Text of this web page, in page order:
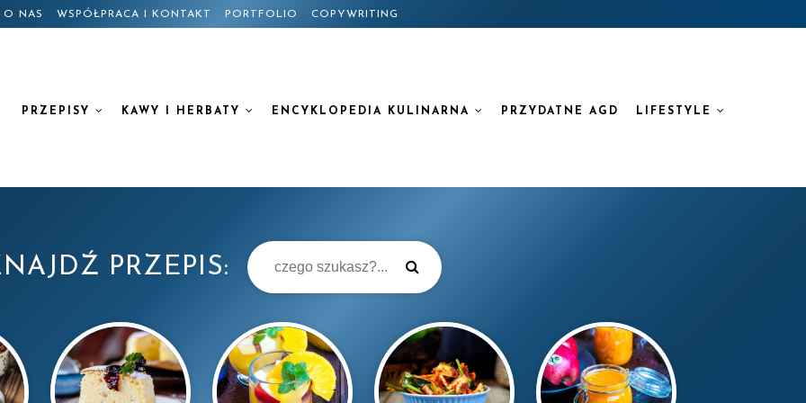
O NAS WSPÓŁPRACA I KONTAKT PORTFOLIO COPYWRITING
PRZEPISY KAWY I HERBATY ENCYKLOPEDIA KULINARNA PRZYDATNE AGD LIFESTYLE
PRZEPIS: